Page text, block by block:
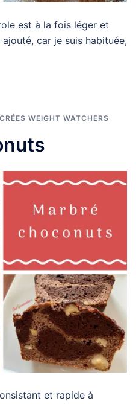
est à la fois léger et
car je suis habituée,
WEIGHT WATCHERS
et rapide à